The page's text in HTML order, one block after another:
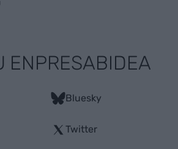
ENPRESABIDEA
Bluesky
Twitter